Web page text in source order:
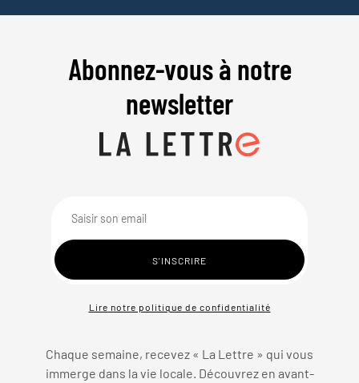
Abonnez-vous à notre
newsletter
Lire notre politique de confidentialité
Chaque semaine, recevez « La Lettre » qui vous
immerge dans la vie locale. Découvrez en avant-